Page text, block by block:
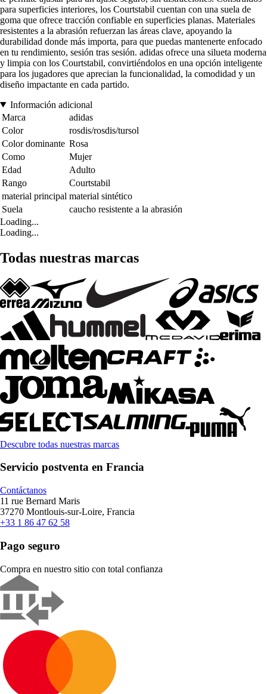
para superficies interiores, los Courtstabil cuentan con una suela de
goma que ofrece tracción confiable en superficies planas. Materiales
resistentes a la abrasión refuerzan las áreas clave, apoyando la
durabilidad donde más importa, para que puedas mantenerte enfocado
en tu rendimiento, sesión tras sesión. adidas ofrece una silueta moderna
y limpia con los Courtstabil, convirtiéndolos en una opción inteligente
para los jugadores que aprecian la funcionalidad, la comodidad y un
diseño impactante en cada partido.
Información adicional
Marca
adidas
Color
rosdis/rosdis/tursol
Color dominante Rosa
Como
Mujer
Edad
Adulto
Rango
Courtstabil
material principal material sintético
Suela
caucho resistente a la abrasión
Loading...
Loading...
Todas nuestras marcas
Descubre todas nuestras marcas
Servicio postventa en Francia
Contáctanos
11 rue Bernard Maris
37270 Montlouis-sur-Loire, Francia
+33 1 86 47 62 58
Pago seguro
Compra en nuestro sitio con total confianza